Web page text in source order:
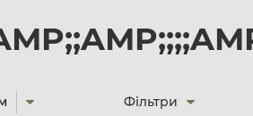
Фільтри